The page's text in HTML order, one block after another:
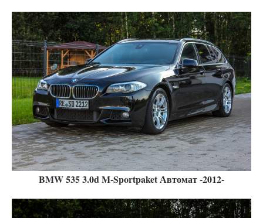
BMW 535 3.0d M-Sportpaket Автомат -2012-